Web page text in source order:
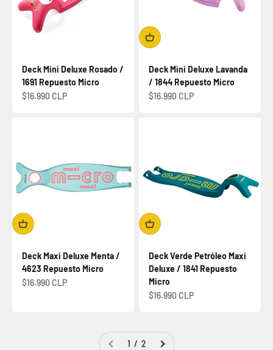
Deck Mini Deluxe Rosado /
1691 Repuesto Micro
Precio de oferta
$16.990 CLP
Deck Mini Deluxe Lavanda
/ 1844 Repuesto Micro
Precio de oferta
$16.990 CLP
Deck Maxi Deluxe Menta /
4623 Repuesto Micro
Precio de oferta
$16.990 CLP
Deck Verde Petróleo Maxi
Deluxe / 1841 Repuesto
Micro
Precio de oferta
$16.990 CLP
1 / 2